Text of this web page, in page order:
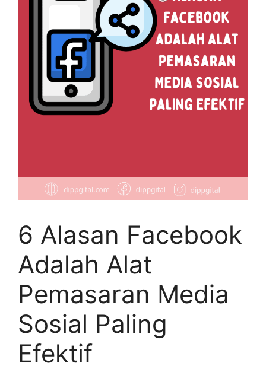
6 Alasan Facebook
Adalah Alat
Pemasaran Media
Sosial Paling
Efektif